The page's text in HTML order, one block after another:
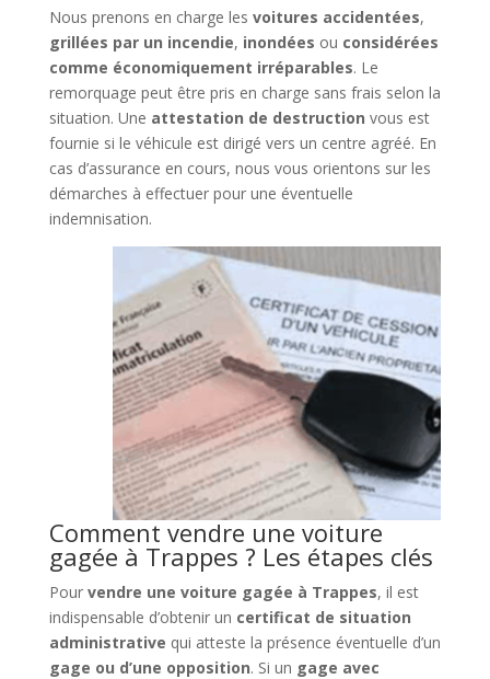
Nous prenons en charge les voitures accidentées,
grillées par un incendie, inondées ou considérées
comme économiquement irréparables. Le
remorquage peut être pris en charge sans frais selon la
situation. Une attestation de destruction vous est
fournie si le véhicule est dirigé vers un centre agréé. En
cas d’assurance en cours, nous vous orientons sur les
démarches à effectuer pour une éventuelle
indemnisation.
Comment vendre une voiture
gagée à Trappes ? Les étapes clés
Pour vendre une voiture gagée à Trappes, il est
indispensable d’obtenir un certificat de situation
administrative qui atteste la présence éventuelle d’un
gage ou d’une opposition. Si un gage avec